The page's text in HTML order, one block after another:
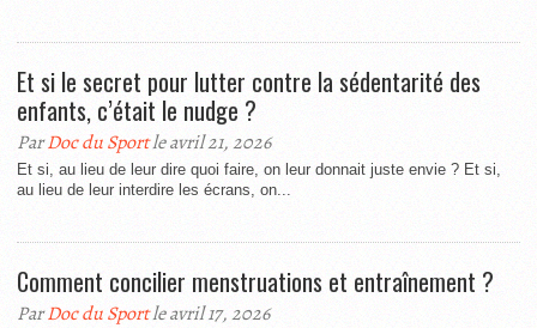
Et si le secret pour lutter contre la sédentarité des
enfants, c’était le nudge ?
ParDoc du Sportle avril 21, 2026
Et si, au lieu de leur dire quoi faire, on leur donnait juste envie ? Et si,
au lieu de leur interdire les écrans, on...
Comment concilier menstruations et entraînement ?
ParDoc du Sportle avril 17, 2026